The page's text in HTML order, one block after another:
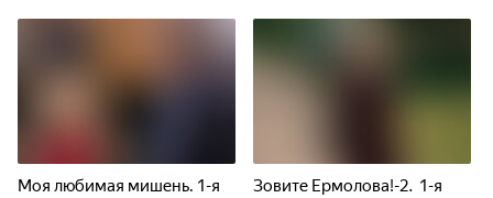
Моя любимая мишень. 1-я
Зовите Ермолова!-2. 1-я